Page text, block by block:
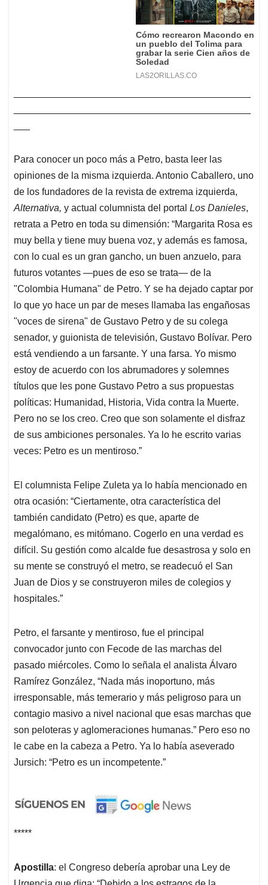
Para conocer un poco más a Petro, basta leer las
opiniones de la misma izquierda. Antonio Caballero, uno
de los fundadores de la revista de extrema izquierda,
Alternativa, y actual columnista del portal Los Danieles,
retrata a Petro en toda su dimensión: “Margarita Rosa es
muy bella y tiene muy buena voz, y además es famosa,
con lo cual es un gran gancho, un buen anzuelo, para
futuros votantes —pues de eso se trata— de la
"Colombia Humana" de Petro. Y se ha dejado captar por
lo que yo hace un par de meses llamaba las engañosas
"voces de sirena" de Gustavo Petro y de su colega
senador, y guionista de televisión, Gustavo Bolívar. Pero
está vendiendo a un farsante. Y una farsa. Yo mismo
estoy de acuerdo con los abrumadores y solemnes
títulos que les pone Gustavo Petro a sus propuestas
políticas: Humanidad, Historia, Vida contra la Muerte.
Pero no se los creo. Creo que son solamente el disfraz
de sus ambiciones personales. Ya lo he escrito varias
veces: Petro es un mentiroso.”
El columnista Felipe Zuleta ya lo había mencionado en
otra ocasión: “Ciertamente, otra característica del
también candidato (Petro) es que, aparte de
megalómano, es mitómano. Cogerlo en una verdad es
difícil. Su gestión como alcalde fue desastrosa y solo en
su mente se construyó el metro, se readecuó el San
Juan de Dios y se construyeron miles de colegios y
hospitales.”
Petro, el farsante y mentiroso, fue el principal
convocador junto con Fecode de las marchas del
pasado miércoles. Como lo señala el analista Álvaro
Ramírez González, “Nada más inoportuno, más
irresponsable, más temerario y más peligroso para un
contagio masivo a nivel nacional que esas marchas que
son peloteras y aglomeraciones humanas.” Pero eso no
le cabe en la cabeza a Petro. Ya lo había aseverado
Jursich: “Petro es un incompetente.”
*****
Apostilla: el Congreso debería aprobar una Ley de